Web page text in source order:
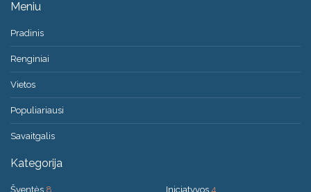
Meniu
Pradinis
Renginiai
Vietos
Populiariausi
Savaitgalis
Kategorija
Šventės 8 Iniciatyvos 4